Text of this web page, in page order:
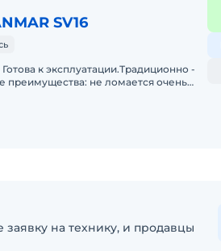
SV16
к эксплуатации.Традиционно -
преимущества: не ломается очень
на технику, и продавцы